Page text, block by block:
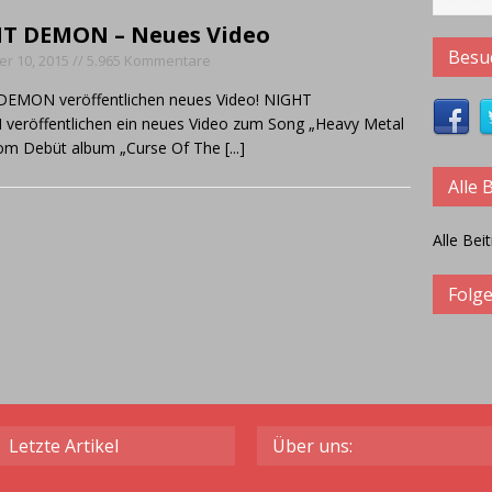
in Interviews:
CRYSTAL BALL – Das Album soll die Band im
DEMON – Neues Video
10, 2015 // 5.965 Kommentare
veröffentlichen neues Video! NIGHT
veröffentlichen ein neues Video zum Song „Heavy Metal
Debüt album „Curse Of The [...]
Alle
Alle
Letzte Artikel Über uns: